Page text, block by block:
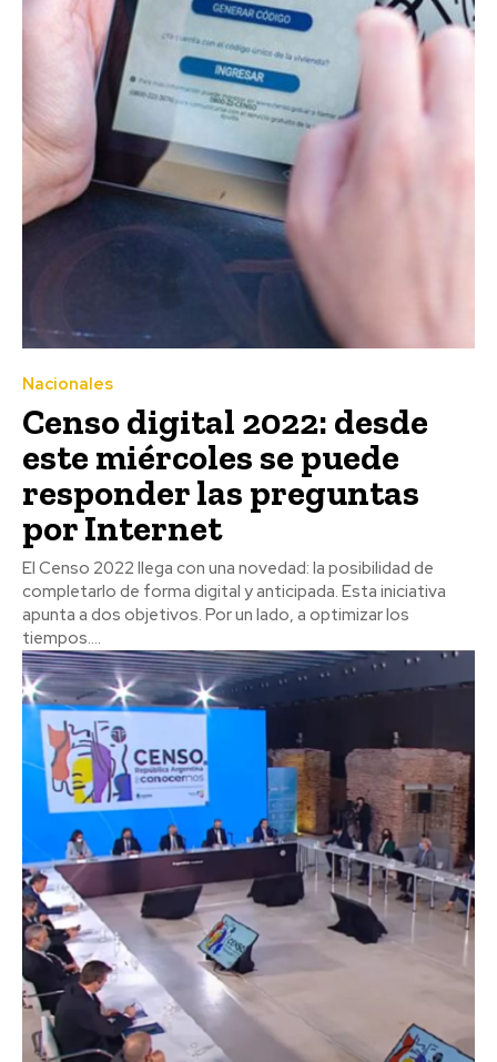
Nacionales
Censo digital 2022: desde
este miércoles se puede
responder las preguntas
por Internet
El Censo 2022 llega con una novedad: la posibilidad de
completarlo de forma digital y anticipada. Esta iniciativa
apunta a dos objetivos. Por un lado, a optimizar los
tiempos....